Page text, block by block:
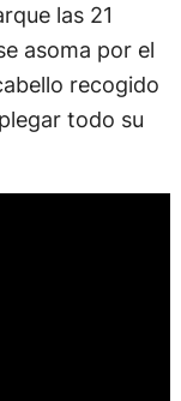
las 21
asoma por el
recogido
todo su